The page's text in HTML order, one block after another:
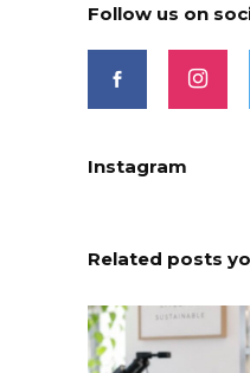
Follow us on
Instagram
Related posts